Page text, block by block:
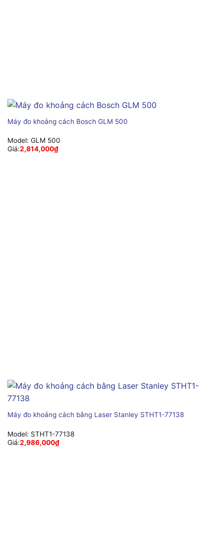
Máy đo khoảng cách Bosch GLM 500
Model: GLM 500
Giá:2,814,000₫
Máy đo khoảng cách bằng Laser Stanley STHT1-77138
Model: STHT1-77138
Giá:2,986,000₫